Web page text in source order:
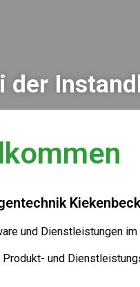
der
und Dienstleistungen
und